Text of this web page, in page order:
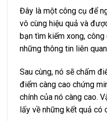
Đây là một công cụ để
vô cùng hiệu quả và
bạn tìm kiếm xong,
những thông tin liên
Sau cùng, nó sẽ chấm
điểm càng cao chứng
chính của nó càng cao.
lấy về những kết quả có